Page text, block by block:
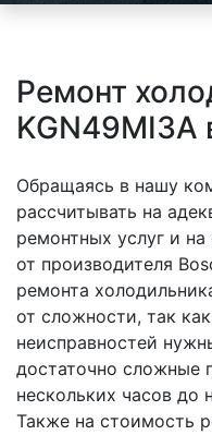
Ремонт
KGN49MI3A
Обращаясь в нашу
рассчитывать на
ремонтных услуг и
от производителя
ремонта
от сложности, так
неисправностей
достаточно сложные
нескольких часов до
Также на стоимость